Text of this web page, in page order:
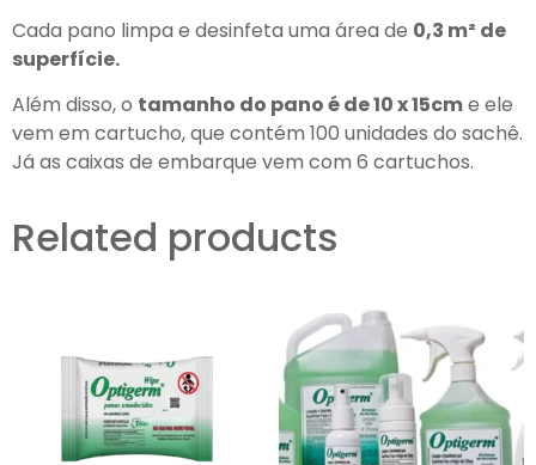
Cada pano limpa e desinfeta uma área de 0,3 m² de
superfície.
Além disso, o tamanho do pano é de 10 x 15cme ele
vem em cartucho, que contém 100 unidades do sachê.
Já as caixas de embarque vem com 6 cartuchos.
Related products